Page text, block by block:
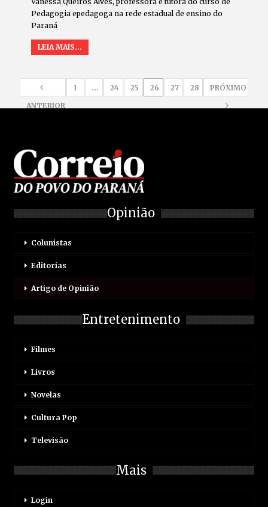
Pedagogia epedagoga na rede estadual de ensino do
Paraná
LEIA MAIS...
ANTERIOR
1 … 24 25 26 27 28 PRÓXIMO
Opinião
Colunistas
Editorias
Artigo de Opinião
Entretenimento
Filmes
Livros
Novelas
Cultura Pop
Televisão
Mais
Login